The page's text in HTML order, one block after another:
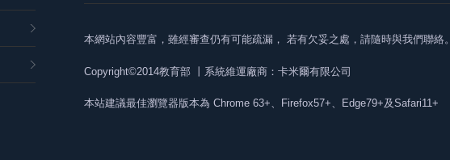
本網站內容豐富，雖經審查仍有可能疏漏， 若有欠妥之處，請隨時與我們聯絡。
Copyright©2014教育部 丨系統維運廠商：卡米爾有限公司
本站建議最佳瀏覽器版本為 Chrome 63+、Firefox57+、Edge79+及Safari11+